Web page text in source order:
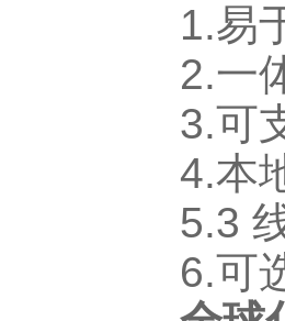
1.易
2.一
3.可
4.本
5.3
6.可